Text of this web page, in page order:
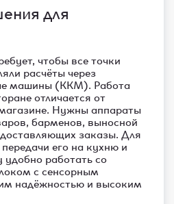
для
чтобы все точки
расчёты через
машины (ККМ). Работа
отличается от
Нужны аппараты
барменов, выносной
заказы. Для
его на кухню и
удобно работать со
с сенсорным
надёжностью и высоким